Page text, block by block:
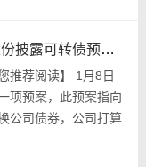
1月8日晚间全信股份披露可转债预案，拟募资3.12亿发展项目
推荐阅读】 1月8日
项预案，此预案指向
公司债券，公司打算